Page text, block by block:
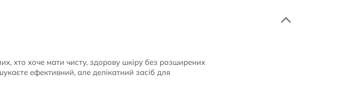
хто хоче мати чисту, здорову шкіру без розширених
ефективний, але делікатний засіб для